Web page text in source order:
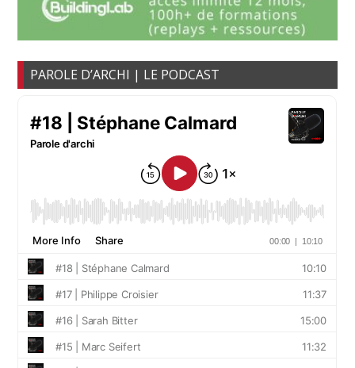
PAROLE D’ARCHI | LE PODCAST